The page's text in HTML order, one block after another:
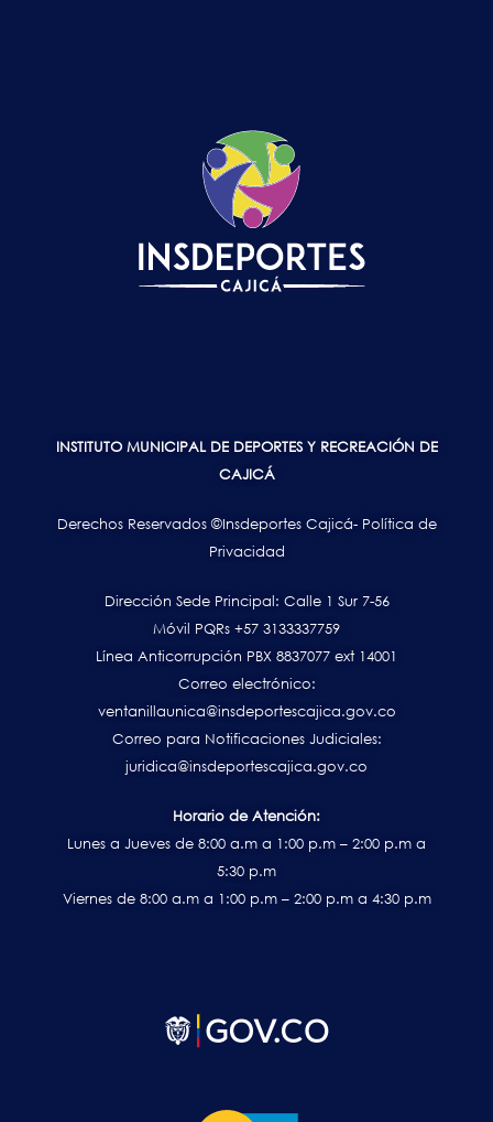
INSTITUTO MUNICIPAL DE DEPORTES Y RECREACIÓN DE
CAJICÁ
Derechos Reservados ©Insdeportes Cajicá- Política de
Privacidad
Dirección Sede Principal: Calle 1 Sur 7-56
Móvil PQRs +57 3133337759
Línea Anticorrupción PBX 8837077 ext 14001
Correo electrónico:
ventanillaunica@insdeportescajica.gov.co
Correo para Notificaciones Judiciales:
juridica@insdeportescajica.gov.co
Horario de Atención:
Lunes a Jueves de 8:00 a.m a 1:00 p.m – 2:00 p.m a
5:30 p.m
Viernes de 8:00 a.m a 1:00 p.m – 2:00 p.m a 4:30 p.m